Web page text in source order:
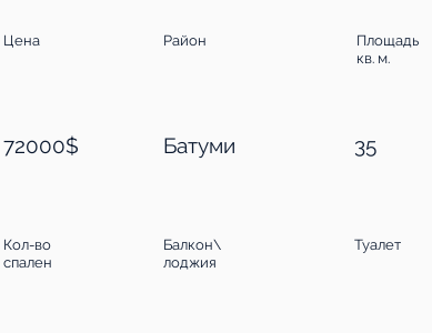
Цена Район
Площадь
кв. м.
72000$ Батуми 35
Кол-во
спален
Балкон\
лоджия
Туалет